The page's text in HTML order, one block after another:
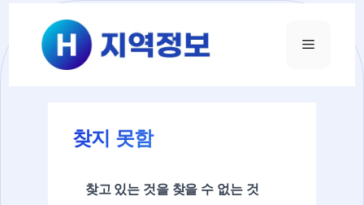
건너뛰기
메뉴
찾지 못함
찾고 있는 것을 찾을 수 없는 것